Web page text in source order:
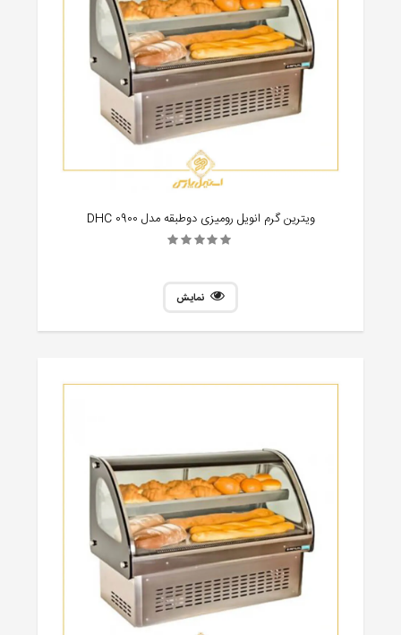
ویترین گرم انویل رومیزی دوطبقه مدل DHC 0900
نمایش